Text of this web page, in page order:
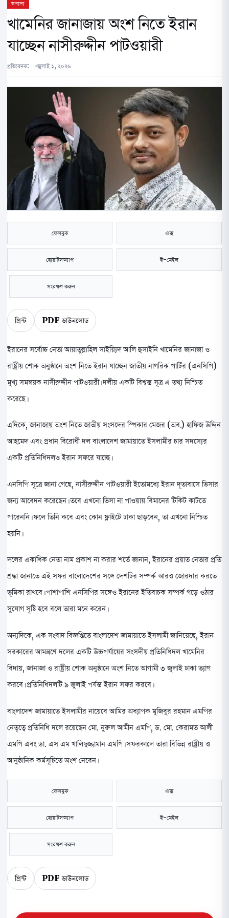
অন্যান্য
খামেনির জানাজায় অংশ নিতে ইরান
যাচ্ছেন নাসীরুদ্দীন পাটওয়ারী
প্রতিবেদক: জুলাই ১, ২০২৬
ফেসবুক এক্স
হোয়াটসঅ্যাপ ই-মেইল
সংরক্ষণ করুন
প্রিন্ট PDF ডাউনলোড
ইরানের সর্বোচ্চ নেতা আয়াতুল্লাহিল সাইয়্যিদ আলি হুসাইনি খামেনির জানাজা ও
রাষ্ট্রীয় শোক অনুষ্ঠানে অংশ নিতে ইরান যাচ্ছেন জাতীয় নাগরিক পার্টির (এনসিপি)
মুখ্য সমন্বয়ক নাসীরুদ্দীন পাটওয়ারী। দলীয় একটি বিশ্বস্ত সূত্র এ তথ্য নিশ্চিত
করেছে।
এদিকে, জানাজায় অংশ নিতে জাতীয় সংসদের স্পিকার মেজর (অব.) হাফিজ উদ্দিন
আহমেদ এবং প্রধান বিরোধী দল বাংলাদেশ জামায়াতে ইসলামীর চার সদস্যের
একটি প্রতিনিধিদলও ইরান সফরে যাচ্ছে।
এনসিপি সূত্রে জানা গেছে, নাসীরুদ্দীন পাটওয়ারী ইতোমধ্যে ইরান দূতাবাসে ভিসার
জন্য আবেদন করেছেন। তবে এখনো ভিসা না পাওয়ায় বিমানের টিকিট কাটতে
পারেননি। ফলে তিনি কবে এবং কোন ফ্লাইটে ঢাকা ছাড়বেন, তা এখনো নিশ্চিত
হয়নি।
দলের একাধিক নেতা নাম প্রকাশ না করার শর্তে জানান, ইরানের প্রয়াত নেতার প্রতি
শ্রদ্ধা জানাতে এই সফর বাংলাদেশের সঙ্গে দেশটির সম্পর্ক আরও জোরদার করতে
ভূমিকা রাখবে। পাশাপাশি এনসিপির সঙ্গেও ইরানের ইতিবাচক সম্পর্ক গড়ে ওঠার
সুযোগ সৃষ্টি হবে বলে তারা মনে করেন।
অন্যদিকে, এক সংবাদ বিজ্ঞপ্তিতে বাংলাদেশ জামায়াতে ইসলামী জানিয়েছে, ইরান
সরকারের আমন্ত্রণে দলের একটি উচ্চপর্যায়ের সংসদীয় প্রতিনিধিদল খামেনির
বিদায়, জানাজা ও রাষ্ট্রীয় শোক অনুষ্ঠানে অংশ নিতে আগামী ৩ জুলাই ঢাকা ত্যাগ
করবে। প্রতিনিধিদলটি ৯ জুলাই পর্যন্ত ইরান সফর করবে।
বাংলাদেশ জামায়াতে ইসলামীর নায়েবে আমির অধ্যাপক মুজিবুর রহমান এমপির
নেতৃত্বে প্রতিনিধি দলে রয়েছেন মো. নুরুল আমীন এমপি, ড. মো. কেরামত আলী
এমপি এবং ডা. এস এম খালিদুজ্জামান এমপি। সফরকালে তারা বিভিন্ন রাষ্ট্রীয় ও
আনুষ্ঠানিক কর্মসূচিতে অংশ নেবেন।
ফেসবুক এক্স
হোয়াটসঅ্যাপ ই-মেইল
সংরক্ষণ করুন
প্রিন্ট PDF ডাউনলোড